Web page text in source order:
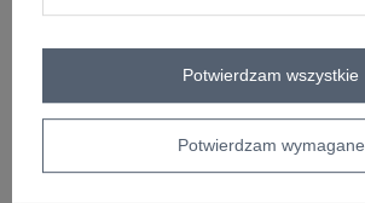
krótki rękaw
dekolt
serek / dekolt V
Potwierdzam wymagane
Potwierdzam wszystkie